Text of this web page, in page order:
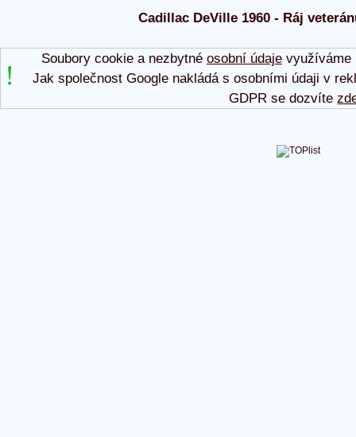
Cadillac DeVille 1960 - Ráj
Soubory cookie a nezbytné osobní údajevyužíváme
Jak společnost Google nakládá s osobními údaji v
GDPR se dozvíte